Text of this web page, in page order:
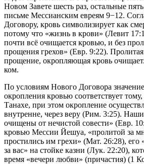
Новом Завете шесть раз, остальные
письме Мессианским евреям 9−12.
Договору, кровь символизирует как
потому что «жизнь в крови» (Левит
почти всё очищается кровью, и без
прощения грехов» (Евр. 9:22).
прощение, окропляющая кровь
ком.
По условиям Нового Договора
окропления кровью соответствует
Танахе, при этом окропление
внутренне, через веру (Рим. 3:25).
очищены от нечистой совести» (Евр.
кровью Мессии Йешуа, «пролитой за
простились им грехи» (Мат. 26:28), его
за вас» на стойке казни (Лук. 22:20),
время «вечери любви» (причастия) (1